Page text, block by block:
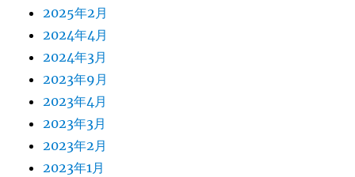
2025年2月
2024年4月
2024年3月
2023年9月
2023年4月
2023年3月
2023年2月
2023年1月